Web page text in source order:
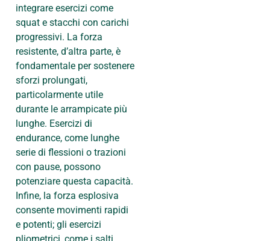
integrare esercizi come
squat e stacchi con carichi
progressivi. La forza
resistente, d’altra parte, è
fondamentale per sostenere
sforzi prolungati,
particolarmente utile
durante le arrampicate più
lunghe. Esercizi di
endurance, come lunghe
serie di flessioni o trazioni
con pause, possono
potenziare questa capacità.
Infine, la forza esplosiva
consente movimenti rapidi
e potenti; gli esercizi
pliometrici, come i salti,